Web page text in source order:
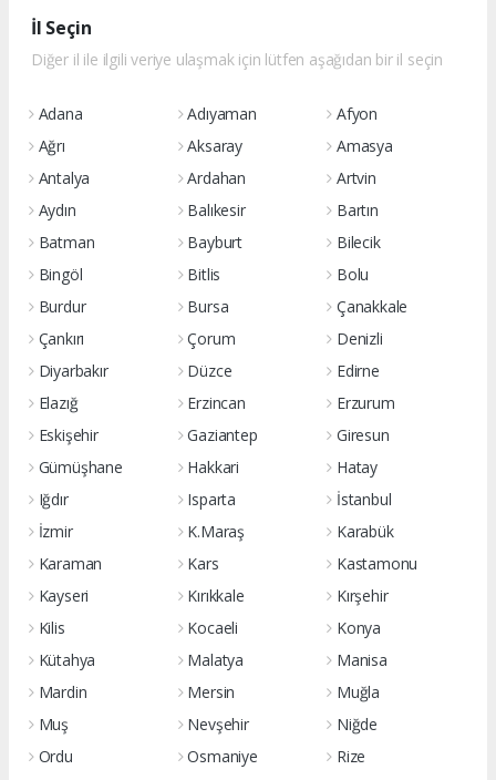
İl Seçin
Diğer il ile ilgili veriye ulaşmak için lütfen aşağıdan bir il seçin
Adana Adıyaman
Afyon
Ağrı
Aksaray
Amasya
Antalya
Ardahan
Artvin
Aydın
Balıkesir
Bartın
Batman
Bayburt
Bilecik
Bingöl
Bitlis
Bolu
Burdur
Bursa
Çanakkale
Çankırı
Çorum
Denizli
Diyarbakır
Düzce
Edirne
Elazığ
Erzincan
Erzurum
Eskişehir
Gaziantep
Giresun
Gümüşhane
Hakkari
Hatay
Iğdır
Isparta
İstanbul
İzmir
K.Maraş
Karabük
Karaman
Kars
Kastamonu
Kayseri
Kırıkkale
Kırşehir
Kilis
Kocaeli
Konya
Kütahya
Malatya
Manisa
Mardin
Mersin
Muğla
Muş
Nevşehir
Niğde
Ordu
Osmaniye
Rize